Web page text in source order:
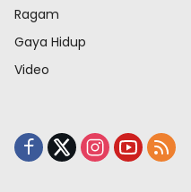
Ragam
Gaya Hidup
Video